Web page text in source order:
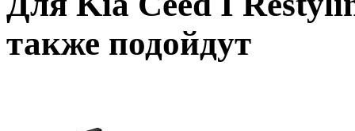
также подойдут